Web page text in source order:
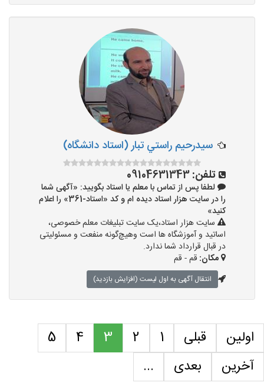
سيدرحيم راستي تبار (استاد دانشگاه)
تلفن:09104631343
لطفا پس از تماس با معلم یا استاد بگویید: «آگهی شما
را در سایت هزار استاد دیده ام و کد «استاد-361» را اعلام
کنید»
سایت هزار استاد،یک سایت تبلیغات معلم خصوصی،
اساتید و آموزشگاه ها است وهیچ‌گونه منفعت و مسئولیتی
در قبال قرارداد شما ندارد.
مکان: قم - قم
انتقال آگهی به اول لیست (افزایش بازدید)
اولین قبلی 1
2
3
4
5
...
بعدی آخرین